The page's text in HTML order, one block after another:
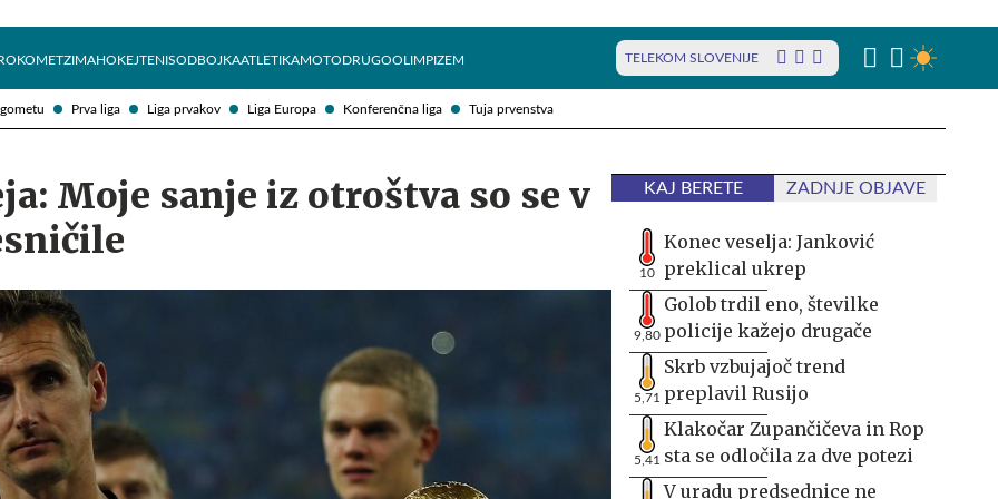
Prva liga Liga prvakov Liga Europa Konferenčna liga Tuja prvenstva
ZIMAHOKEJTENISODBOJKAATLETIKAMOTODRUGOOLIMPIZEM TELEKOM SLOVENIJE
Moje sanje iz otroštva so se v
KAJ BERETE ZADNJE OBJAVE
10
Konec veselja: Janković
preklical ukrep
9,80
Golob trdil eno, številke
policije kažejo drugače
5,71
Skrb vzbujajoč trend
preplavil Rusijo
5,41
Klakočar Zupančičeva in Rop
sta se odločila za dve potezi
V uradu predsednice ne